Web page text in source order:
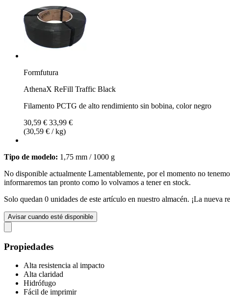
Formfutura
AthenaX ReFill Traffic Black
Filamento PCTG de alto rendimiento sin bobina, color negro
30,59 € 33,99 €
(30,59 € / kg)
Tipo de modelo: 1,75 mm / 1000 g
No disponible actualmente Lamentablemente, por el momento no
informaremos tan pronto como lo volvamos a tener en stock.
Solo quedan 0 unidades de este artículo en nuestro almacén. ¡La nueva
Avisar cuando esté disponible
Propiedades
Alta resistencia al impacto
Alta claridad
Hidrófugo
Fácil de imprimir